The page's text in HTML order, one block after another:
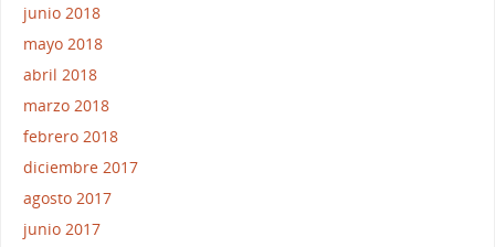
junio 2018
mayo 2018
abril 2018
marzo 2018
febrero 2018
diciembre 2017
agosto 2017
junio 2017